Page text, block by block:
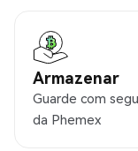
Armazenar
Guarde com
da Phemex